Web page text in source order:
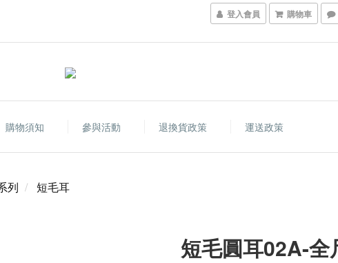
登入會員 購物車
購物須知 參與活動 退換貨政策 運送政策
列 短毛耳
短毛圓耳02A-全